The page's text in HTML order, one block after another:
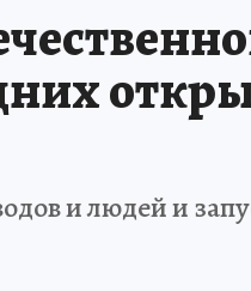
и людей и